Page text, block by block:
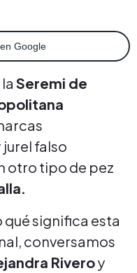
Google
Seremi de
falso
otro tipo de pez
significa esta
conversamos
Riveroy